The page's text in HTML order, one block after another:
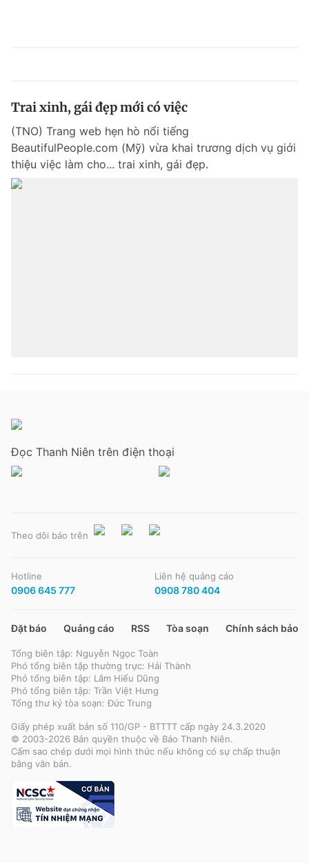
Trai xinh, gái đẹp mới có việc
(TNO) Trang web hẹn hò nổi tiếng
BeautifulPeople.com (Mỹ) vừa khai trương dịch vụ giới
thiệu việc làm cho... trai xinh, gái đẹp.
Đọc Thanh Niên trên điện thoại
Theo dõi báo trên
Hotline
0906 645 777
Liên hệ quảng cáo
0908 780 404
Đặt báo Quảng cáo RSS Tòa soạn Chính sách bảo
Tổng biên tập: Nguyễn Ngọc Toàn
Phó tổng biên tập thường trực: Hải Thành
Phó tổng biên tập: Lâm Hiếu Dũng
Phó tổng biên tập: Trần Việt Hưng
Tổng thư ký tòa soạn: Đức Trung
Giấy phép xuất bản số 110/GP - BTTTT cấp ngày 24.3.2020
© 2003-2026 Bản quyền thuộc về Báo Thanh Niên.
Cấm sao chép dưới mọi hình thức nếu không có sự chấp thuận
bằng văn bản.